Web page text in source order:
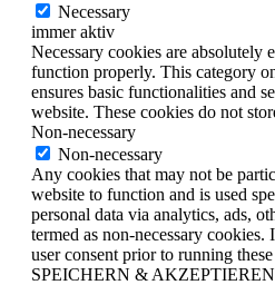
Necessary
immer aktiv
Necessary cookies are absolutely
function properly. This category
ensures basic functionalities and
website. These cookies do not
Non-necessary
Non-necessary
Any cookies that may not be
website to function and is used
personal data via analytics, ads,
termed as non-necessary
user consent prior to running
SPEICHERN & AKZEPTIEREN